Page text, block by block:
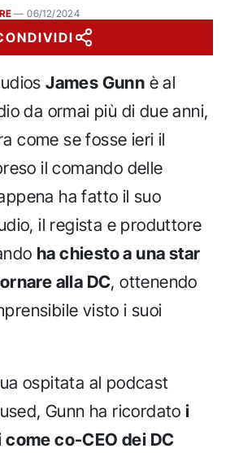
—06/12/2024
James Gunn è al
da ormai più di due anni,
come se fosse ieri il
il comando delle
ha fatto il suo
il regista e produttore
ha chiesto a una star
alla DC, ottenendo
visto i suoi
ospitata al podcast
Gunn ha ricordatoi
co-CEO dei DC